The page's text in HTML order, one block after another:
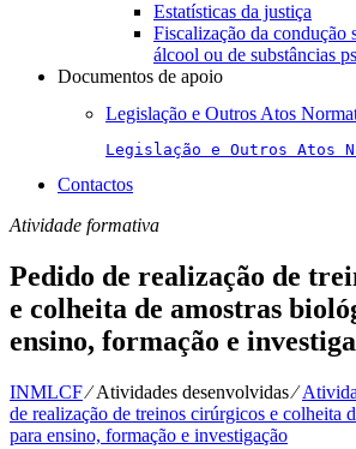
Estatísticas da justiça
Fiscalização da condução
álcool ou de substâncias
Documentos de apoio
Legislação e Outros Atos
Legislação e Outros Atos
Contactos
Atividade formativa
Pedido de realização de
e colheita de amostras
ensino, formação e
INMLCF⁄Atividades desenvolvidas⁄
de realização de treinos cirúrgicos e colheita
para ensino, formação e investigação